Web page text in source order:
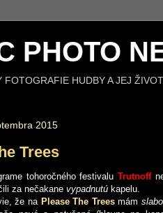
PHOTO
FOTOGRAFIE HUDBY A JEJ
2015
Trees
tohoročného festivalu Trutnoff
za nečakane vypadnutú kapelu.
že na Please The Treesmám